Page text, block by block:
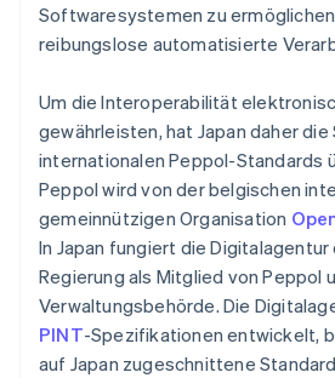
Softwaresystemen zu
reibungslose automatisierte
Um die Interoperabilität
gewährleisten, hat Japan daher
internationalen Peppol-Standards
Peppol wird von der belgischen
gemeinnützigen Organisation
In Japan fungiert die Digitalagentur
Regierung als Mitglied von Peppol
Verwaltungsbehörde. Die
PINT-Spezifikationen entwickelt,
auf Japan zugeschnittene